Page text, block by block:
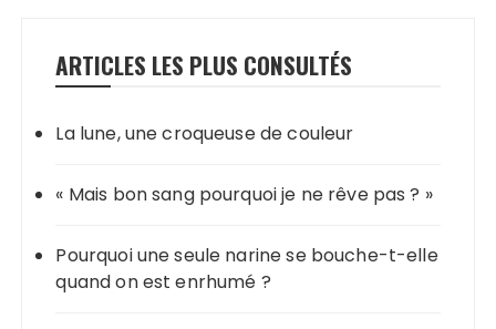
ARTICLES LES PLUS CONSULTÉS
La lune, une croqueuse de couleur
« Mais bon sang pourquoi je ne rêve pas ? »
Pourquoi une seule narine se bouche-t-elle
quand on est enrhumé ?